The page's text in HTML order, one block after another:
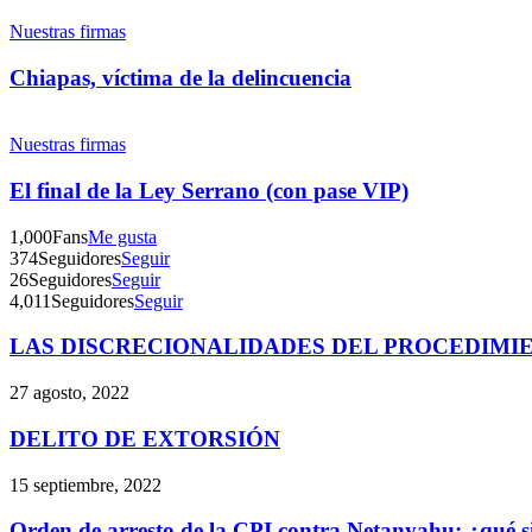
Nuestras firmas
Chiapas, víctima de la delincuencia
Nuestras firmas
El final de la Ley Serrano (con pase VIP)
1,000FansMe gusta
374SeguidoresSeguir
26SeguidoresSeguir
4,011 SeguidoresSeguir
LAS DISCRECIONALIDADES DEL
27 agosto, 2022
DELITO DE EXTORSIÓN
15 septiembre, 2022